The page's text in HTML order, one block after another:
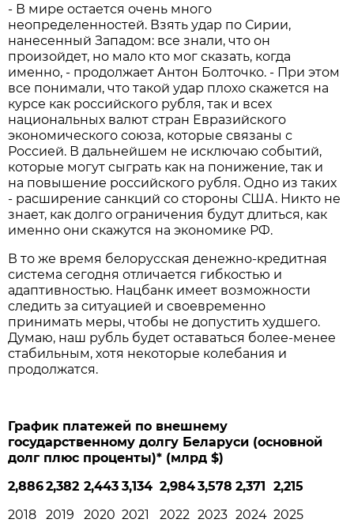
- В мире остается очень много
неопределенностей. Взять удар по Сирии,
нанесенный Западом: все знали, что он
произойдет, но мало кто мог сказать, когда
именно, - продолжает Антон Болточко. - При этом
все понимали, что такой удар плохо скажется на
курсе как российского рубля, так и всех
национальных валют стран Евразийского
экономического союза, которые связаны с
Россией. В дальнейшем не исключаю событий,
которые могут сыграть как на понижение, так и
на повышение российского рубля. Одно из таких
- расширение санкций со стороны США. Никто не
знает, как долго ограничения будут длиться, как
именно они скажутся на экономике РФ.
В то же время белорусская денежно-кредитная
система сегодня отличается гибкостью и
адаптивностью. Нацбанк имеет возможности
следить за ситуацией и своевременно
принимать меры, чтобы не допустить худшего.
Думаю, наш рубль будет оставаться более-менее
стабильным, хотя некоторые колебания и
продолжатся.
График платежей по внешнему
государственному долгу Беларуси (основной
долг плюс проценты)* (млрд $)
2,8862,382 2,443 3,134 2,9843,578 2,371
2,215
2018
2019 2020 2021 2022 2023 2024 2025